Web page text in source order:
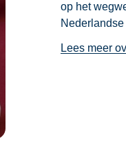
op het
Lees meer